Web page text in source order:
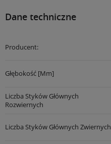
Dane techniczne
Producent:
Głębokość [mm]
Liczba Styków Głównych
Rozwiernych
Liczba Styków Głównych Zwiernych